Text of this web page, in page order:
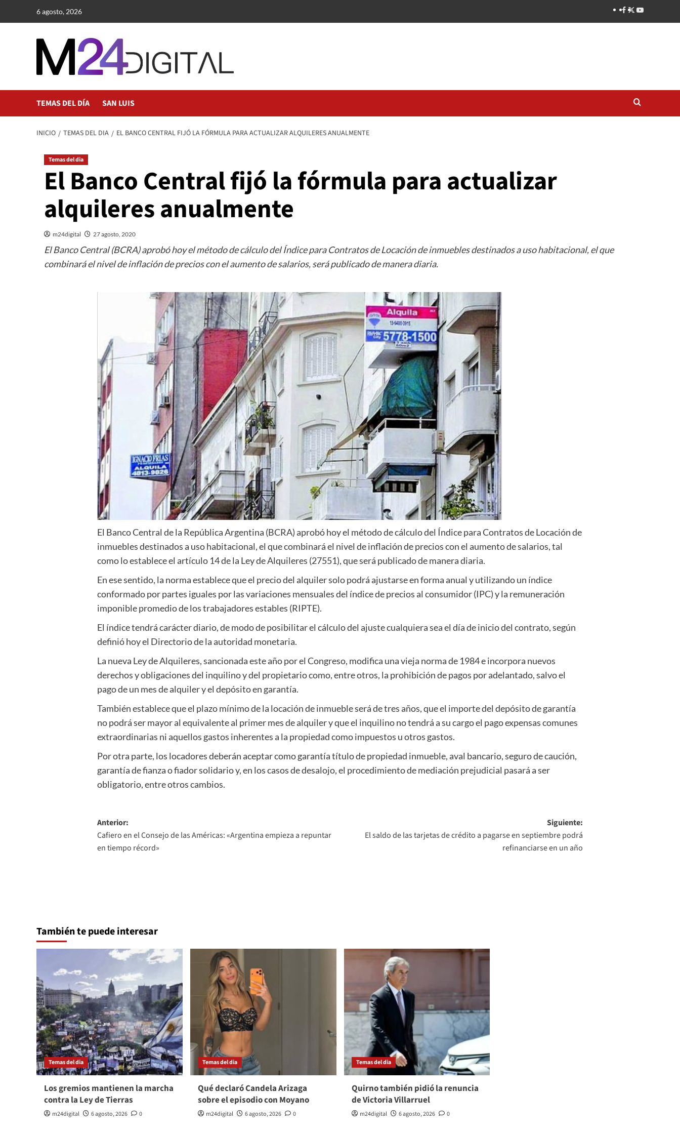
6 agosto, 2026
TEMAS DEL DÍA SAN LUIS
INICIO TEMAS DEL DIA EL BANCO CENTRAL FIJÓ LA FÓRMULA PARA ACTUALIZAR ALQUILERES ANUALMENTE
Temas del dia
El Banco Central fijó la fórmula para actualizar
alquileres anualmente
m24digital 27 agosto, 2020
El Banco Central (BCRA) aprobó hoy el método de cálculo del Índice para Contratos de Locación de inmuebles destinados a uso habitacional, el que
combinará el nivel de inflación de precios con el aumento de salarios, será publicado de manera diaria.
El Banco Central de la República Argentina (BCRA) aprobó hoy el método de cálculo del Índice para Contratos de Locación de
inmuebles destinados a uso habitacional, el que combinará el nivel de inflación de precios con el aumento de salarios, tal
como lo establece el artículo 14 de la Ley de Alquileres (27551), que será publicado de manera diaria.
En ese sentido, la norma establece que el precio del alquiler solo podrá ajustarse en forma anual y utilizando un índice
conformado por partes iguales por las variaciones mensuales del índice de precios al consumidor (IPC) y la remuneración
imponible promedio de los trabajadores estables (RIPTE).
El índice tendrá carácter diario, de modo de posibilitar el cálculo del ajuste cualquiera sea el día de inicio del contrato, según
definió hoy el Directorio de la autoridad monetaria.
La nueva Ley de Alquileres, sancionada este año por el Congreso, modifica una vieja norma de 1984 e incorpora nuevos
derechos y obligaciones del inquilino y del propietario como, entre otros, la prohibición de pagos por adelantado, salvo el
pago de un mes de alquiler y el depósito en garantía.
También establece que el plazo mínimo de la locación de inmueble será de tres años, que el importe del depósito de garantía
no podrá ser mayor al equivalente al primer mes de alquiler y que el inquilino no tendrá a su cargo el pago expensas comunes
extraordinarias ni aquellos gastos inherentes a la propiedad como impuestos u otros gastos.
Por otra parte, los locadores deberán aceptar como garantía título de propiedad inmueble, aval bancario, seguro de caución,
garantía de fianza o fiador solidario y, en los casos de desalojo, el procedimiento de mediación prejudicial pasará a ser
obligatorio, entre otros cambios.
Navegación
de
entradas
Anterior:
Cafiero en el Consejo de las Américas: «Argentina empieza a repuntar
en tiempo récord»
Siguiente:
El saldo de las tarjetas de crédito a pagarse en septiembre podrá
refinanciarse en un año
También te puede interesar
Temas del dia
Los gremios mantienen la marcha
contra la Ley de Tierras
m24digital 6 agosto, 2026 0
Temas del dia
Qué declaró Candela Arizaga
sobre el episodio con Moyano
m24digital 6 agosto, 2026 0
Temas del dia
Quirno también pidió la renuncia
de Victoria Villarruel
m24digital 6 agosto, 2026 0